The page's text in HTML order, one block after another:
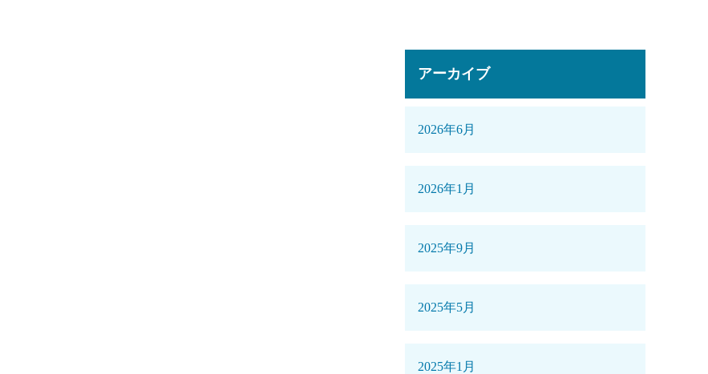
アーカイブ
2026年6月
2026年1月
2025年9月
2025年5月
2025年1月